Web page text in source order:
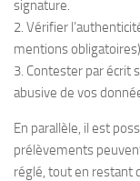
signature.
2. Vérifier
mentions
3. Contester par écrit
abusive de vos
En parallèle, il est
prélèvements
réglé, tout en restant